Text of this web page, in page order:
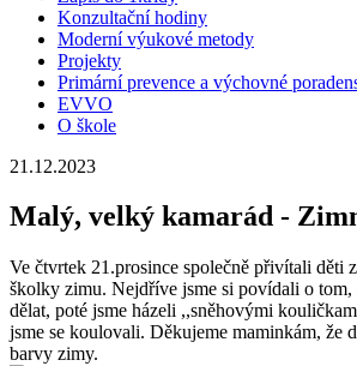
Konzultační hodiny
Moderní výukové metody
Projekty
Primární prevence a výchovné
EVVO
O škole
21.12.2023
Malý, velký kamarád -
Ve čtvrtek 21.prosince společně přivítali děti
školky zimu. Nejdříve jsme si povídali o tom,
dělat, poté jsme házeli ,,sněhovými
jsme se koulovali. Děkujeme maminkám, že
barvy zimy.